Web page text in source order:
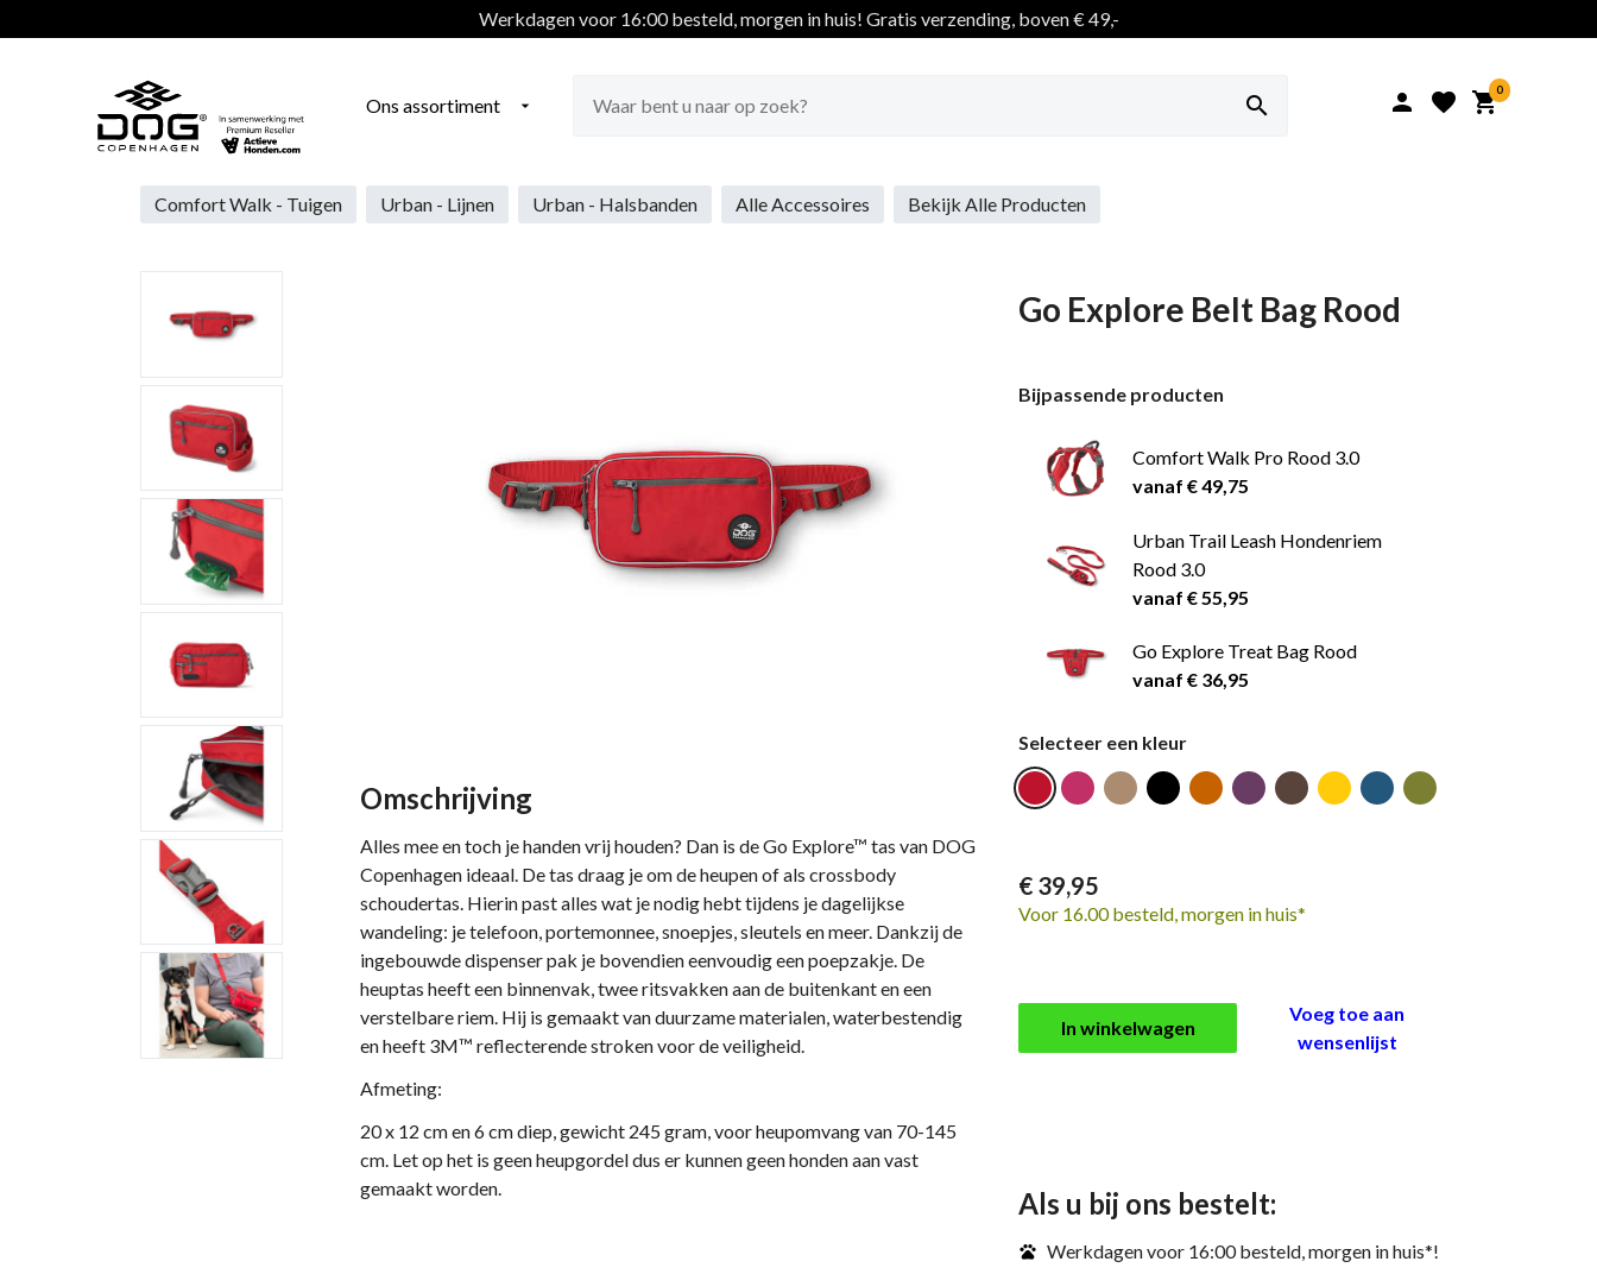
Werkdagen voor 16:00 besteld, morgen in huis! Gratis verzending, boven € 49,-
  0

Ons assortiment 
Comfort Walk - Tuigen Urban - Lijnen Urban - Halsbanden Alle Accessoires Bekijk Alle Producten
Go Explore Belt Bag Rood
Bijpassende producten
Comfort Walk Pro Rood 3.0
vanaf € 49,75
Urban Trail Leash Hondenriem
Rood 3.0
vanaf € 55,95
Go Explore Treat Bag Rood
vanaf € 36,95
Selecteer een kleur
€ 39,95
Voor 16.00 besteld, morgen in huis*
In winkelwagen
Voeg toe aan
wensenlijst
Omschrijving
Alles mee en toch je handen vrij houden? Dan is de Go Explore™ tas van DOG
Copenhagen ideaal. De tas draag je om de heupen of als crossbody
schoudertas. Hierin past alles wat je nodig hebt tijdens je dagelijkse
wandeling: je telefoon, portemonnee, snoepjes, sleutels en meer. Dankzij de
ingebouwde dispenser pak je bovendien eenvoudig een poepzakje. De
heuptas heeft een binnenvak, twee ritsvakken aan de buitenkant en een
verstelbare riem. Hij is gemaakt van duurzame materialen, waterbestendig
en heeft 3M™ reflecterende stroken voor de veiligheid.
Afmeting:
20 x 12 cm en 6 cm diep, gewicht 245 gram, voor heupomvang van 70-145
cm. Let op het is geen heupgordel dus er kunnen geen honden aan vast
gemaakt worden.
Als u bij ons bestelt:
Werkdagen voor 16:00 besteld, morgen in huis*!